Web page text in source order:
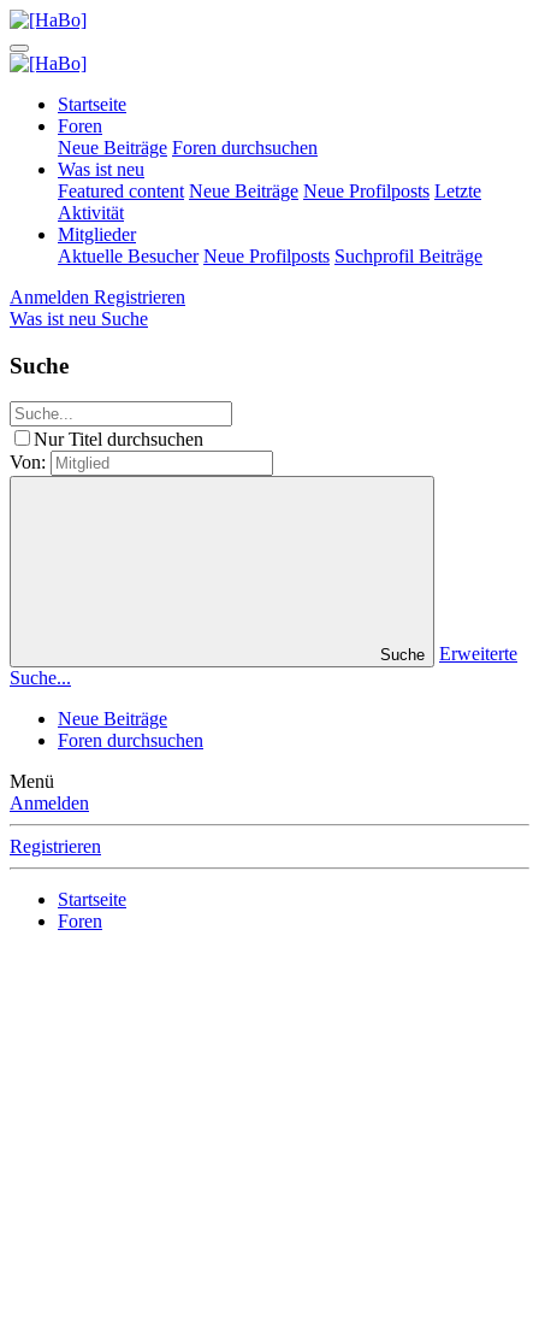
Startseite
Foren
Neue Beiträge Foren durchsuchen
Was ist neu
Featured content Neue Beiträge Neue Profilposts Letzte
Aktivität
Mitglieder
Aktuelle Besucher Neue Profilposts Suchprofil Beiträge
Anmelden Registrieren
Was ist neu Suche
Suche
Nur Titel durchsuchen
Von:
Suche
Erweiterte
Suche...
Neue Beiträge
Foren durchsuchen
Menü
Anmelden
Registrieren
Startseite
Foren